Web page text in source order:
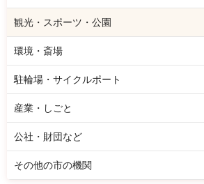
観光・スポーツ・公園
環境・斎場
駐輪場・サイクルポート
産業・しごと
公社・財団など
その他の市の機関